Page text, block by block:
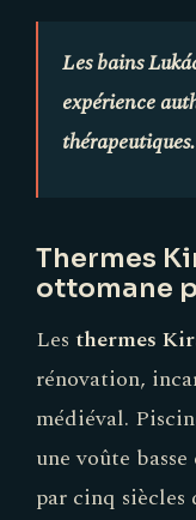
Les bains
expérience
thérapeutiques.
Thermes
ottomane
Les thermes
rénovation,
médiéval.
une voûte
par cinq siècles